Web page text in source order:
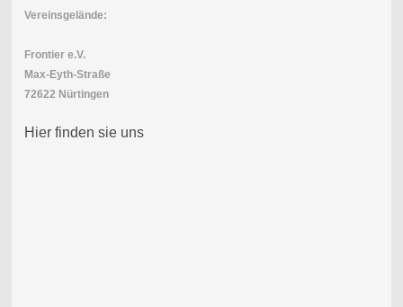
Vereinsgelände:
Frontier e.V.
Max-Eyth-Straße
72622 Nürtingen
Hier finden sie uns